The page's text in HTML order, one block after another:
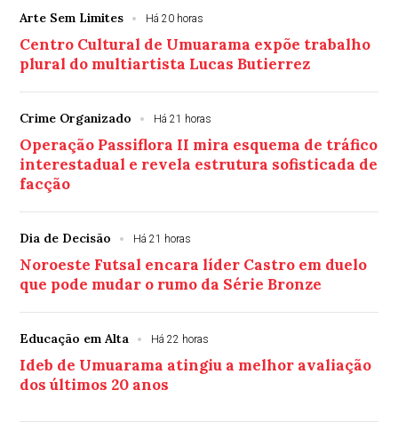
Arte Sem Limites Há 20 horas
Centro Cultural de Umuarama expõe trabalho
plural do multiartista Lucas Butierrez
Crime Organizado Há 21 horas
Operação Passiflora II mira esquema de tráfico
interestadual e revela estrutura sofisticada de
facção
Dia de Decisão Há 21 horas
Noroeste Futsal encara líder Castro em duelo
que pode mudar o rumo da Série Bronze
Educação em Alta Há 22 horas
Ideb de Umuarama atingiu a melhor avaliação
dos últimos 20 anos